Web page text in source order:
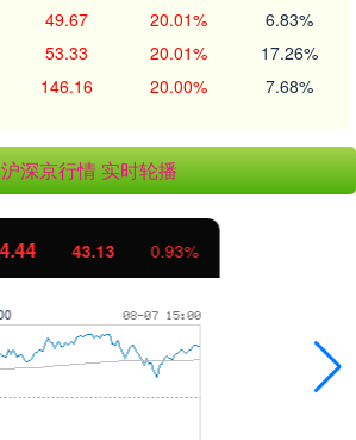
49.67 20.01% 6.83%
53.33 20.01% 17.26%
146.16 20.00% 7.68%
沪深京行情 实时轮播
1134.24 11.37